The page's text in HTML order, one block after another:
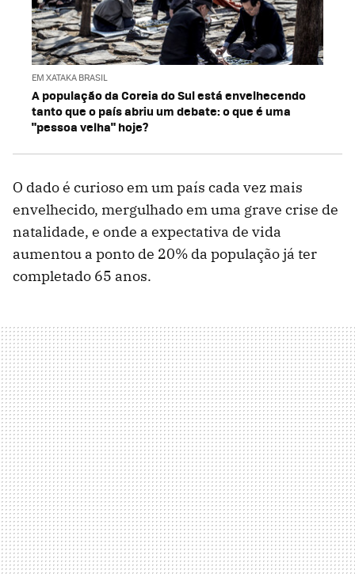
EM XATAKA BRASIL
A população da Coreia do Sul está envelhecendo
tanto que o país abriu um debate: o que é uma
"pessoa velha" hoje?
O dado é curioso em um país cada vez mais
envelhecido, mergulhado em uma grave crise de
natalidade, e onde a expectativa de vida
aumentou a ponto de 20% da população já ter
completado 65 anos.